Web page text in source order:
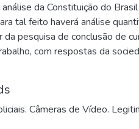
da Constituição do
tal feito haverá análise
da pesquisa de conclusão de
com respostas da
Câmeras de Vídeo.